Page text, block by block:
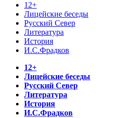
12+
Лицейские беседы
Русский Север
Литература
История
И.С.Фрадков
12+
Лицейские беседы
Русский Север
Литература
История
И.С.Фрадков